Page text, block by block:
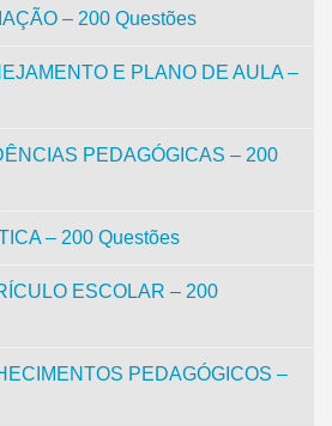
– 200 Questões
E PLANO DE AULA –
PEDAGÓGICAS – 200
– 200 Questões
ESCOLAR – 200
PEDAGÓGICOS –